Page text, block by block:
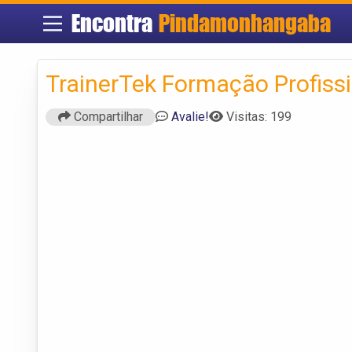
Encontra Pindamonhangaba
TrainerTek Formação
Compartilhar Avalie! Visitas: 199